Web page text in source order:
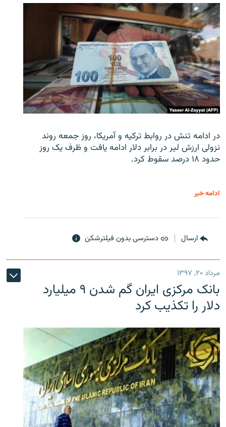
در ادامه تنش در روابط ترکیه و آمریکا، روز جمعه روند
نزولی ارزش لیر در برابر دلار ادامه یافت و ظرف یک روز
حدود ۱۸ درصد سقوط کرد.
ادامه خبر
ارسال دسترسی بدون فیلترشکن
مرداد ۲۰, ۱۳۹۷
بانک مرکزی ایران گم شدن ۹ میلیارد
دلار را تکذیب کرد